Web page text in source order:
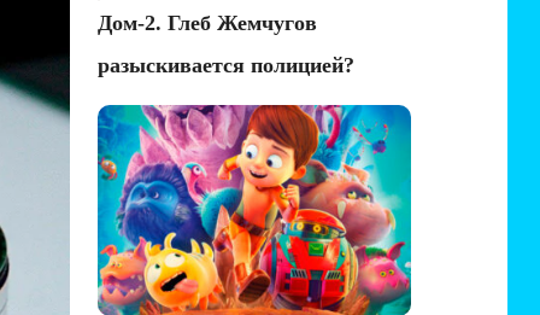
Дом-2. Глеб Жемчугов
разыскивается полицией?